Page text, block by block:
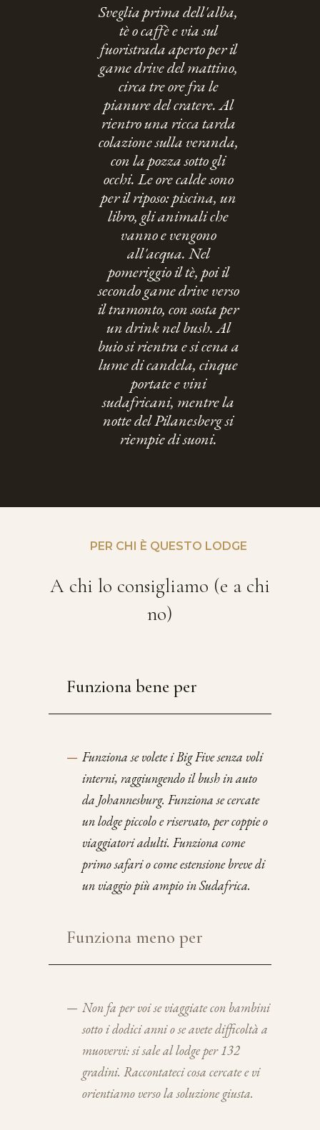
Sveglia prima dell'alba,
tè o caffè e via sul
fuoristrada aperto per il
game drive del mattino,
circa tre ore fra le
pianure del cratere. Al
rientro una ricca tarda
colazione sulla veranda,
con la pozza sotto gli
occhi. Le ore calde sono
per il riposo: piscina, un
libro, gli animali che
vanno e vengono
all'acqua. Nel
pomeriggio il tè, poi il
secondo game drive verso
il tramonto, con sosta per
un drink nel bush. Al
buio si rientra e si cena a
lume di candela, cinque
portate e vini
sudafricani, mentre la
notte del Pilanesberg si
riempie di suoni.
PER CHI È QUESTO LODGE
A chi lo consigliamo (e a chi
no)
Funziona bene per
— Funziona se volete i Big Five senza voli
interni, raggiungendo il bush in auto
da Johannesburg. Funziona se cercate
un lodge piccolo e riservato, per coppie o
viaggiatori adulti. Funziona come
primo safari o come estensione breve di
un viaggio più ampio in Sudafrica.
Funziona meno per
— Non fa per voi se viaggiate con bambini
sotto i dodici anni o se avete difficoltà a
muovervi: si sale al lodge per 132
gradini. Raccontateci cosa cercate e vi
orientiamo verso la soluzione giusta.